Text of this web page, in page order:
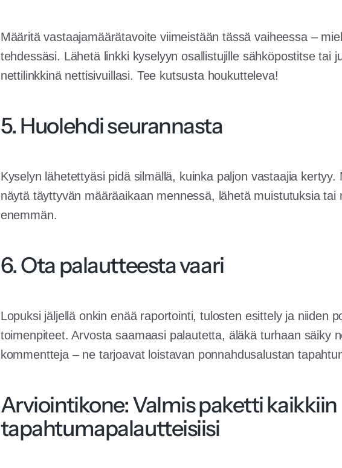
Määritä vastaajamäärätavoite viimeistään tässä vaiheessa –
tehdessäsi. Lähetä linkki kyselyyn osallistujille sähköpostitse tai
nettilinkkinä nettisivuillasi. Tee kutsusta houkutteleva!
5. Huolehdi seurannasta
Kyselyn lähetettyäsi pidä silmällä, kuinka paljon vastaajia kertyy.
näytä täyttyvän määräaikaan mennessä, lähetä muistutuksia tai
enemmän.
6. Ota palautteesta vaari
Lopuksi jäljellä onkin enää raportointi, tulosten esittely ja niiden
toimenpiteet. Arvosta saamaasi palautetta, äläkä turhaan säiky
kommentteja – ne tarjoavat loistavan ponnahdusalustan
Arviointikone: Valmis paketti kaikkiin
tapahtumapalautteisiisi